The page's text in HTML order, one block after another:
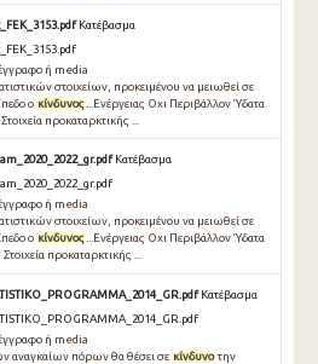
Κατέβασμα
ή media
στοιχείων, προκειμένου να μειωθεί σε
ο κίνδυνος ...Ενέργειας Οχι Περιβάλλον Ύδατα
προκαταρκτικής ...
Κατέβασμα
ή media
στοιχείων, προκειμένου να μειωθεί σε
ο κίνδυνος...Ενέργειας Οχι Περιβάλλον Ύδατα
προκαταρκτικής ...
Κατέβασμα
ή media
αναγκαίων πόρων θα θέσει σε κίνδυνοτην